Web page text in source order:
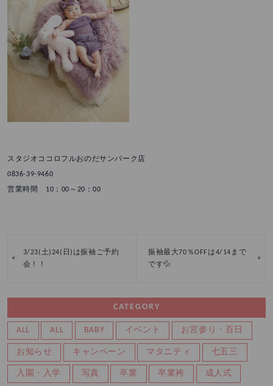
スタジオココロフルおのだサンパーク店
0836-39-9460
営業時間 10：00～20：00
«
3/23(土)24(日)は振袖ご予約
会！！
振袖最大70％OFFは4/14まで
です💦
»
CATEGORY
ALL ALL BABY イベント お宮参り・百日
お知らせ キャンペーン マタニティ 七五三
入園・入学 写真 卒業 卒業袴 成人式